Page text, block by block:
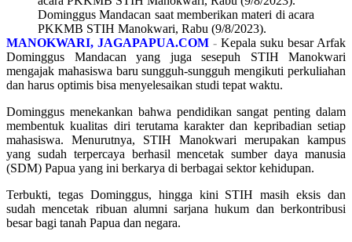
Dominggus Mandacan saat memberikan materi di acara
PKKMB STIH Manokwari, Rabu (9/8/2023).
MANOKWARI, JAGAPAPUA.COM - Kepala suku besar Arfak
Dominggus Mandacan yang juga sesepuh STIH Manokwari
mengajak mahasiswa baru sungguh-sungguh mengikuti perkuliahan
dan harus optimis bisa menyelesaikan studi tepat waktu.
Dominggus menekankan bahwa pendidikan sangat penting dalam
membentuk kualitas diri terutama karakter dan kepribadian setiap
mahasiswa. Menurutnya, STIH Manokwari merupakan kampus
yang sudah terpercaya berhasil mencetak sumber daya manusia
(SDM) Papua yang ini berkarya di berbagai sektor kehidupan.
Terbukti, tegas Dominggus, hingga kini STIH masih eksis dan
sudah mencetak ribuan alumni sarjana hukum dan berkontribusi
besar bagi tanah Papua dan negara.